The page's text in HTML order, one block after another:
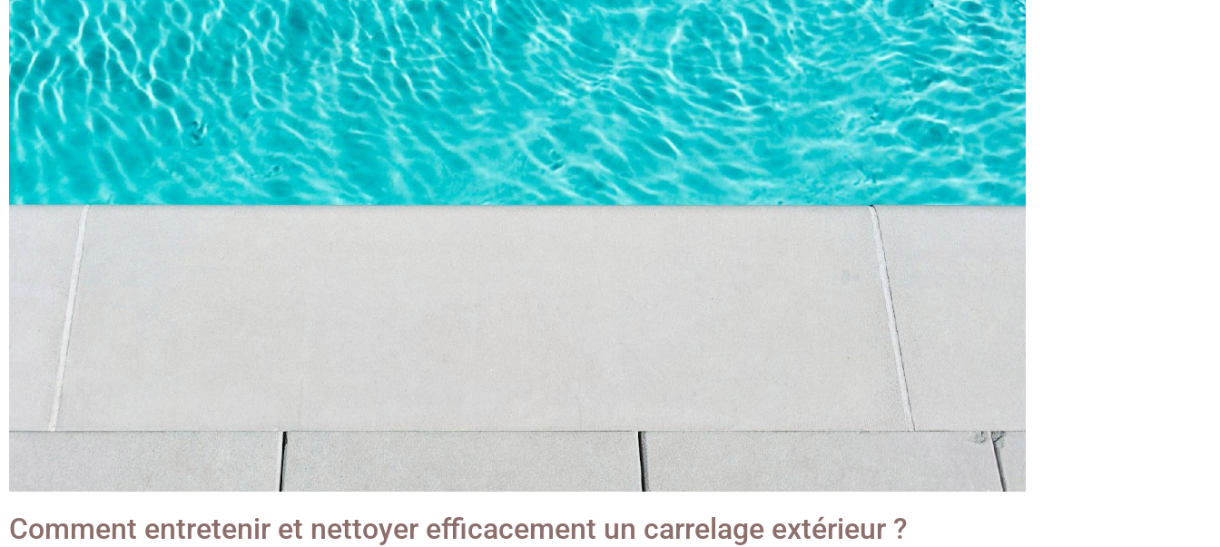
Comment entretenir et nettoyer efficacement un carrelage extérieur ?